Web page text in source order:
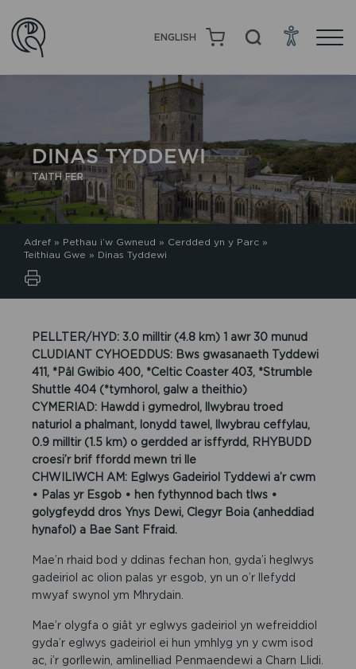
ENGLISH
DINAS TYDDEWI
TAITH FER
Adref » Pethau i’w Gwneud » Cerdded yn y Parc »
Teithiau Gwe » Dinas Tyddewi
PELLTER/HYD: 3.0 milltir (4.8 km) 1 awr 30 munud
CLUDIANT CYHOEDDUS: Bws gwasanaeth Tyddewi
411, *Pâl Gwibio 400, *Celtic Coaster 403, *Strumble
Shuttle 404 (*tymhorol, galw a theithio)
CYMERIAD: Hawdd i gymedrol, llwybrau troed
naturiol a phalmant, lonydd tawel, llwybrau ceffylau,
0.9 milltir (1.5 km) o gerdded ar isffyrdd, RHYBUDD
croesi’r brif ffordd mewn tri lle
CHWILIWCH AM: Eglwys Gadeiriol Tyddewi a’r cwm
• Palas yr Esgob • hen fythynnod bach tlws •
golygfeydd dros Ynys Dewi, Clegyr Boia (anheddiad
hynafol) a Bae Sant Ffraid.
Mae’n rhaid bod y ddinas fechan hon, gyda’i heglwys
gadeiriol ac olion palas yr esgob, yn un o’r llefydd
mwyaf swynol ym Mhrydain.
Mae’r olygfa o giât yr eglwys gadeiriol yn wefreiddiol
gyda’r eglwys gadeiriol ei hun ymhlyg yn y cwm isod
ac, i’r gorllewin, amlinelliad Penmaendewi a Charn Llidi.